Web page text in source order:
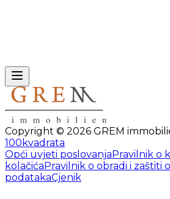
Copyright © 2026 GREM
100kvadrata
Opći uvjeti poslovanjaPravilnik o
kolačićaPravilnik o obradi i zaštiti
podatakaCjenik